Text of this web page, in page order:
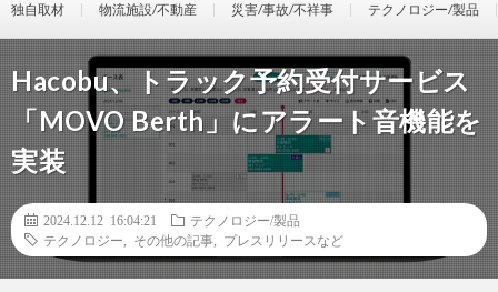
独自取材 物流施設/不動産 災害/事故/不祥事 テクノロジー/製品
Hacobu、トラック予約受付サービス
「MOVO Berth」にアラート音機能を
実装
2024.12.12 16:04:21
テクノロジー/製品
テクノロジー
その他の記事 プレスリリースなど